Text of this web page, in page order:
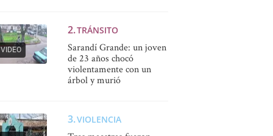
VIDEO
TRÁNSITO
Sarandí Grande: un joven
de 23 años chocó
violentamente con un
árbol y murió
VIOLENCIA